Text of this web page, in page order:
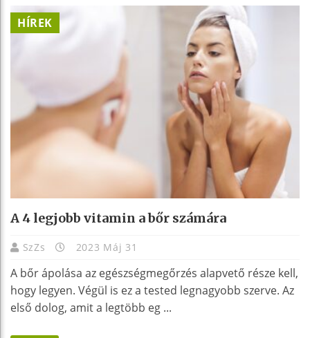
HÍREK
A 4 legjobb vitamin a bőr számára
SzZs 2023 Máj 31
A bőr ápolása az egészségmegőrzés alapvető része kell,
hogy legyen. Végül is ez a tested legnagyobb szerve. Az
első dolog, amit a legtöbb eg ...